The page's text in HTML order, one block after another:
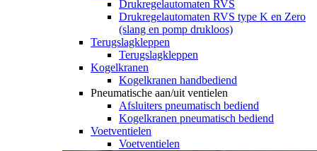
Drukregelautomaten RVS
Drukregelautomaten RVS type K en Zero
(slang en pomp drukloos)
Terugslagkleppen
Terugslagkleppen
Kogelkranen
Kogelkranen handbediend
Pneumatische aan/uit ventielen
Afsluiters pneumatisch bediend
Kogelkranen pneumatisch bediend
Voetventielen
Voetventielen